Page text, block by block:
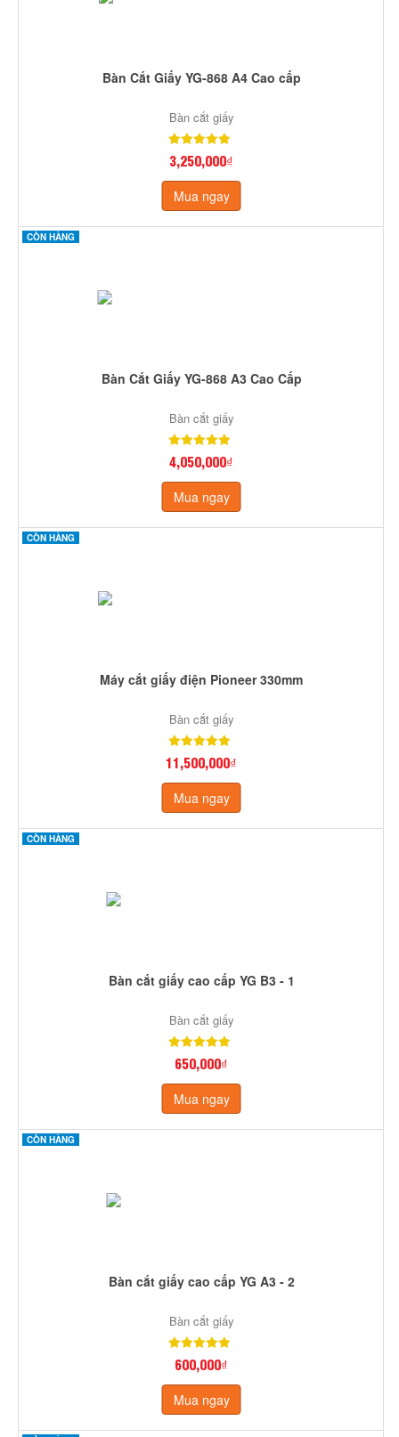
Bàn Cắt Giấy YG-868 A4 Cao cấp
Bàn cắt giấy
3,250,000₫
Mua ngay
CÒN HÀNG
Bàn Cắt Giấy YG-868 A3 Cao Cấp
Bàn cắt giấy
4,050,000₫
Mua ngay
CÒN HÀNG
Máy cắt giấy điện Pioneer 330mm
Bàn cắt giấy
11,500,000₫
Mua ngay
CÒN HÀNG
Bàn cắt giấy cao cấp YG B3 - 1
Bàn cắt giấy
650,000₫
Mua ngay
CÒN HÀNG
Bàn cắt giấy cao cấp YG A3 - 2
Bàn cắt giấy
600,000₫
Mua ngay